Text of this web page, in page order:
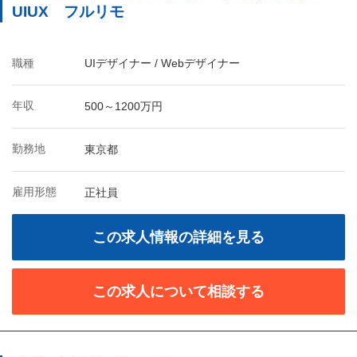
UIUX フルリモ
職種 UIデザイナー / Webデザイナー
年収 500～1200万円
勤務地 東京都
雇用形態 正社員
この求人情報の詳細を見る
この求人について相談する